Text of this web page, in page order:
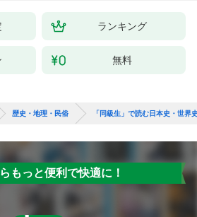
ランキング
無料
歴史・地理・民俗 「同級生」で読む日本史・世界
もっと便利で快適に！